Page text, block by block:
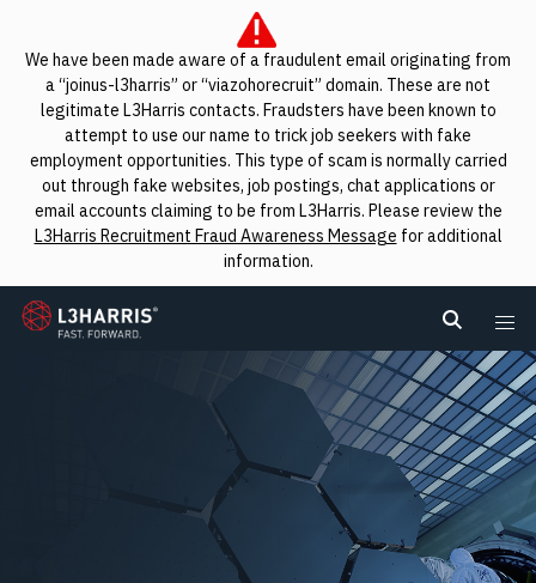
We have been made aware of a fraudulent email originating from
a “joinus-l3harris” or “viazohorecruit” domain. These are not
legitimate L3Harris contacts. Fraudsters have been known to
attempt to use our name to trick job seekers with fake
employment opportunities. This type of scam is normally carried
out through fake websites, job postings, chat applications or
email accounts claiming to be from L3Harris. Please review the
L3Harris Recruitment Fraud Awareness Message for additional
information.
L3Harris
Search